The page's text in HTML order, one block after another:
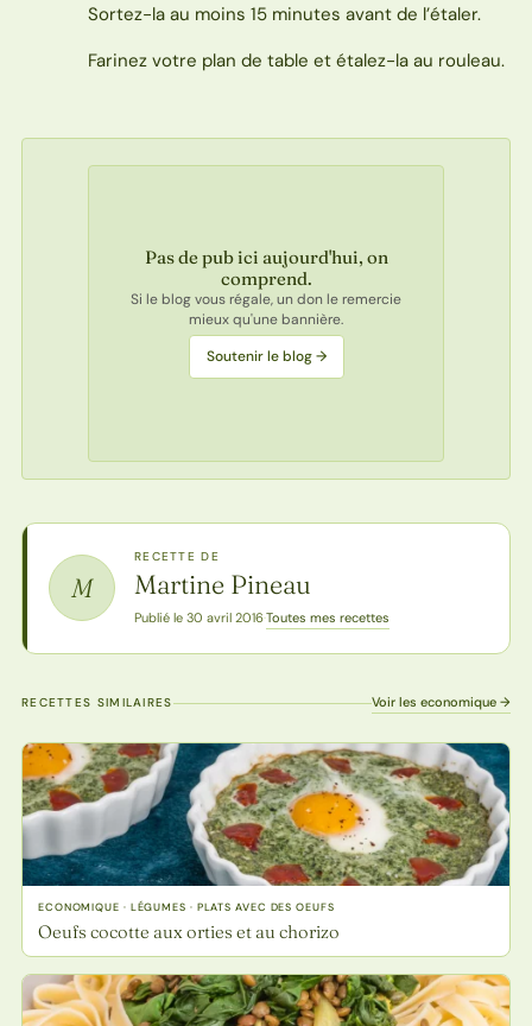
Sortez-la au moins 15 minutes avant de l’étaler.
Farinez votre plan de table et étalez-la au rouleau.
Pas de pub ici aujourd'hui, on
comprend.
Si le blog vous régale, un don le remercie
mieux qu'une bannière.
Soutenir le blog →
M
RECETTE DE
Martine Pineau
Publié le 30 avril 2016·Toutes mes recettes
RECETTES SIMILAIRES Voir les economique →
ECONOMIQUE · LÉGUMES · PLATS AVEC DES OEUFS
Oeufs cocotte aux orties et au chorizo